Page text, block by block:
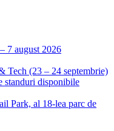
7 august 2026
(23 – 24 septembrie)
standuri disponibile
Park, al 18-lea parc de